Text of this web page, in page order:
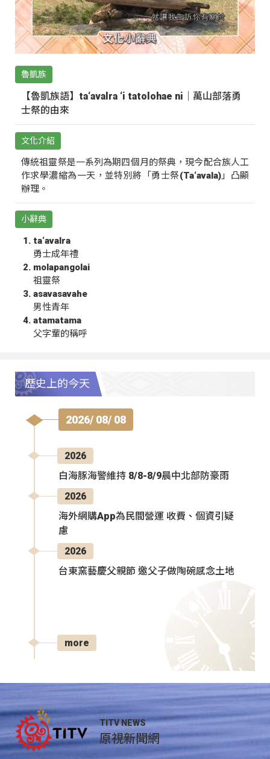
魯凱族
【魯凱族語】ta‘avalra ‘i tatolohae ni｜萬山部落勇
士祭的由來
文化介紹
傳統祖靈祭是一系列為期四個月的祭典，現今配合族人工
作求學濃縮為一天，並特別將「勇士祭(Ta‘avala)」凸顯
辦理。
小辭典
ta‘avalra
勇士成年禮
molapangolai
祖靈祭
asavasavahe
男性青年
atamatama
父字輩的稱呼
歷史上的今天
2026/ 08/ 08
2026
白海豚海警維持 8/8-8/9晨中北部防豪雨
2026
海外網購App為民間營運 收費、個資引疑
慮
2026
台東窯藝慶父親節 邀父子做陶碗感念土地
more
TITV NEWS
原視新聞網